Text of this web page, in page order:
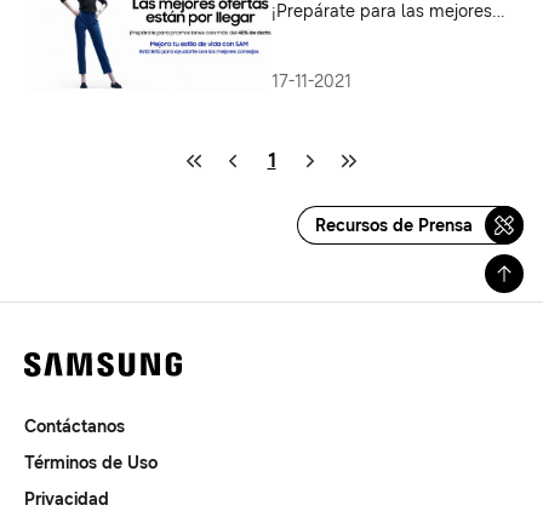
¡Prepárate para las mejores
17-11-2021
1
Recursos de Prensa
Contáctanos
Términos de Uso
Privacidad